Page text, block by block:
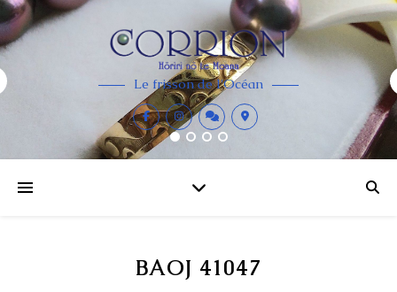
Le frisson de l'Océan
BAOJ 41047